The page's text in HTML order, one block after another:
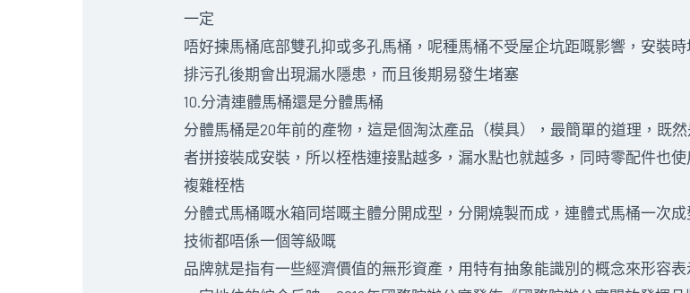
一定
唔好揀馬桶底部雙孔抑或多孔馬桶，呢種馬桶不受屋企坑距嘅影響，安裝
排污孔後期會出現漏水隱患，而且後期易發生堵塞
10.分清連體馬桶還是分體馬桶
分體馬桶是20年前的產物，這是個淘汰產品（模具），最簡單的道理，既
者拼接裝成安裝，所以桎梏連接點越多，漏水點也就越多，同時零配件也
複雜桎梏
分體式馬桶嘅水箱同塔嘅主體分開成型，分開燒製而成，連體式馬桶一次
技術都唔係一個等級嘅
品牌就是指有一些經濟價值的無形資產，用特有抽象能識別的概念來形容